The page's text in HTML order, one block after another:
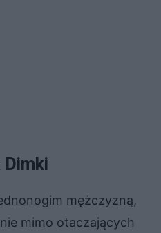
mężczyzną,
mimo otaczających